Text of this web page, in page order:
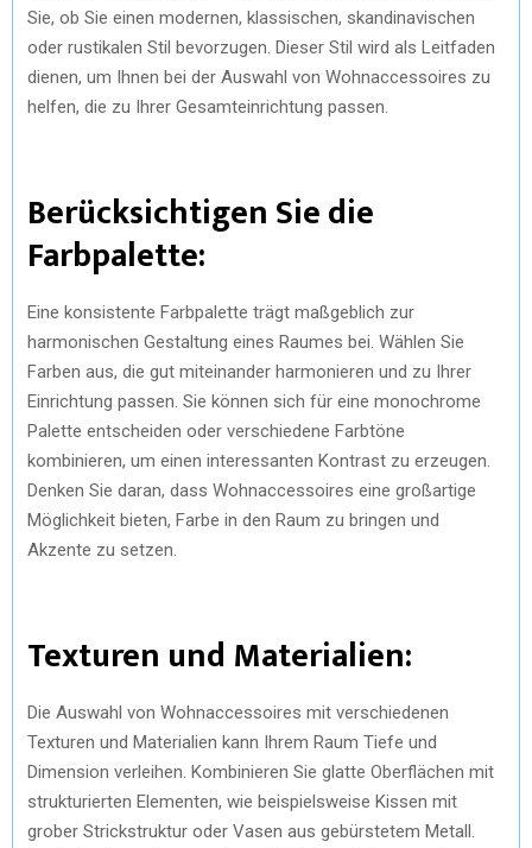
Sie, ob Sie einen modernen, klassischen, skandinavischen
oder rustikalen Stil bevorzugen. Dieser Stil wird als Leitfaden
dienen, um Ihnen bei der Auswahl von Wohnaccessoires zu
helfen, die zu Ihrer Gesamteinrichtung passen.
Berücksichtigen Sie die
Farbpalette:
Eine konsistente Farbpalette trägt maßgeblich zur
harmonischen Gestaltung eines Raumes bei. Wählen Sie
Farben aus, die gut miteinander harmonieren und zu Ihrer
Einrichtung passen. Sie können sich für eine monochrome
Palette entscheiden oder verschiedene Farbtöne
kombinieren, um einen interessanten Kontrast zu erzeugen.
Denken Sie daran, dass Wohnaccessoires eine großartige
Möglichkeit bieten, Farbe in den Raum zu bringen und
Akzente zu setzen.
Texturen und Materialien:
Die Auswahl von Wohnaccessoires mit verschiedenen
Texturen und Materialien kann Ihrem Raum Tiefe und
Dimension verleihen. Kombinieren Sie glatte Oberflächen mit
strukturierten Elementen, wie beispielsweise Kissen mit
grober Strickstruktur oder Vasen aus gebürstetem Metall.